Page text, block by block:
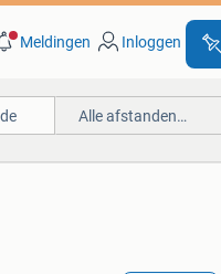
Meldingen Inloggen
Alle afstanden…